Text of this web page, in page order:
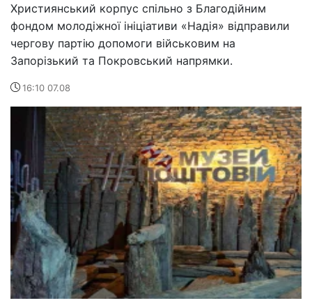
Християнський корпус спільно з Благодійним
фондом молодіжної ініціативи «Надія» відправили
чергову партію допомоги військовим на
Запорізький та Покровський напрямки.
16:10 07.08